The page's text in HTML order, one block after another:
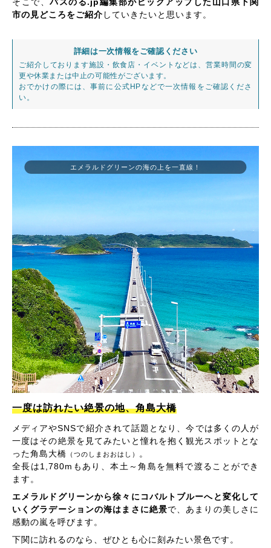
市の見どころをご紹介 していきたいと思います。
詳細は一次情報をご確認ください
ご紹介しております施設・飲食店・イベントなどは、営業時間の変
更や休業または中止の可能性がございます。
おでかけの際には、事前に公式HPなどで一次情報をご確認くださ
い。
エメラルドグリーンの海の上を一直線！
一度は訪れたい絶景の地、角島大橋
メディアやSNSで紹介されて話題となり、今では多くの人が
一度はその絶景を見てみたいと憧れを抱く観光スポットとな
った角島大橋 （つのしまおおはし）
。
全長は1,780mもあり、本土～角島を無料で渡ることができ
ます。
エメラルドグリーンから徐々にコバルトブルーへと変化して
いくグラデーションの海はまさに絶景で、あまりの美しさに
感動の嵐を呼びます。
下関に訪れるのなら、ぜひとも心に刻みたい景色です。